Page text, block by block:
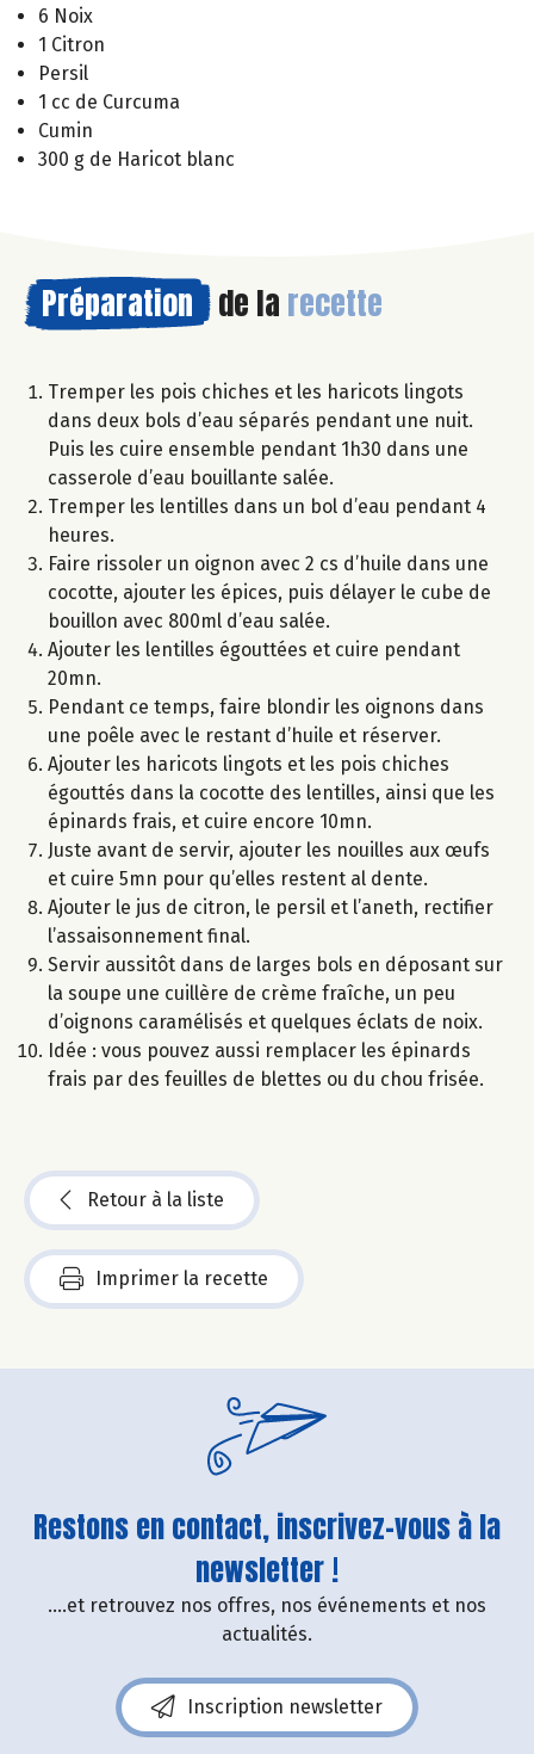
6 Noix
1 Citron
Persil
1 cc de Curcuma
Cumin
300 g de Haricot blanc
Préparation de la recette
Tremper les pois chiches et les haricots lingots
dans deux bols d’eau séparés pendant une nuit.
Puis les cuire ensemble pendant 1h30 dans une
casserole d’eau bouillante salée.
Tremper les lentilles dans un bol d’eau pendant 4
heures.
Faire rissoler un oignon avec 2 cs d’huile dans une
cocotte, ajouter les épices, puis délayer le cube de
bouillon avec 800ml d’eau salée.
Ajouter les lentilles égouttées et cuire pendant
20mn.
Pendant ce temps, faire blondir les oignons dans
une poêle avec le restant d’huile et réserver.
Ajouter les haricots lingots et les pois chiches
égouttés dans la cocotte des lentilles, ainsi que les
épinards frais, et cuire encore 10mn.
Juste avant de servir, ajouter les nouilles aux œufs
et cuire 5mn pour qu’elles restent al dente.
Ajouter le jus de citron, le persil et l’aneth, rectifier
l’assaisonnement final.
Servir aussitôt dans de larges bols en déposant sur
la soupe une cuillère de crème fraîche, un peu
d’oignons caramélisés et quelques éclats de noix.
Idée : vous pouvez aussi remplacer les épinards
frais par des feuilles de blettes ou du chou frisée.
Retour à la liste
Imprimer la recette
Restons en contact, inscrivez-vous à la
newsletter !
....et retrouvez nos offres, nos événements et nos
actualités.
Inscription newsletter